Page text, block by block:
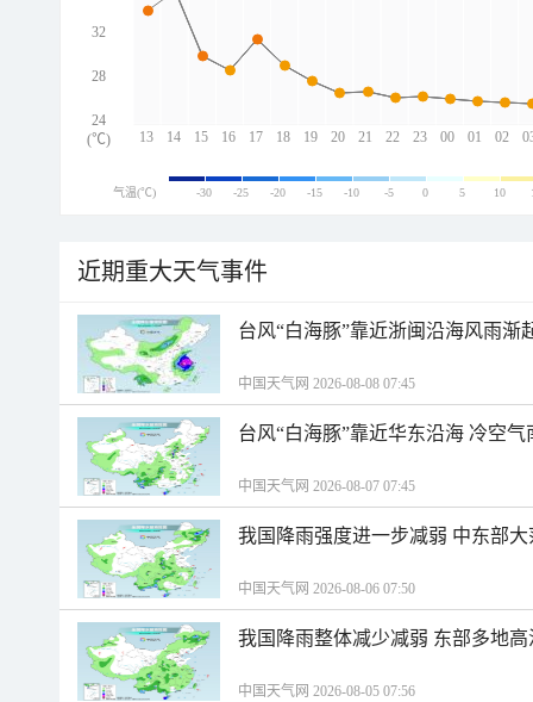
13 14 15 16 17 18 19 20 21 22 23 00 01 02
32
28
24
(℃)
气温(℃) -30 -25 -20 -15 -10 -5 0 5 10
近期重大天气事件
台风“白海豚”靠近浙闽沿海风雨渐
中国天气网 2026-08-08 07:45
台风“白海豚”靠近华东沿海 冷空
中国天气网 2026-08-07 07:45
我国降雨强度进一步减弱 中东部
中国天气网 2026-08-06 07:50
我国降雨整体减少减弱 东部多地
中国天气网 2026-08-05 07:56